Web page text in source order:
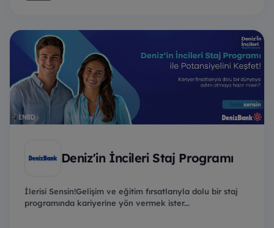
Deniz'in İncileri Staj Programı
İlerisi Sensin!Gelişim ve eğitim fırsatlarıyla dolu bir staj
programında kariyerine yön vermek ister...